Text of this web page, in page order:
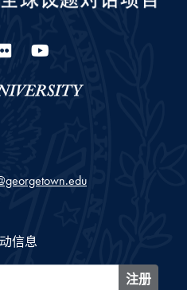
Flickr
信息
注册